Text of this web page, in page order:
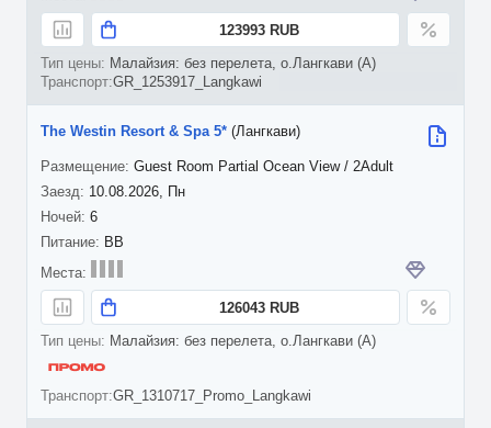
123993 RUB
Малайзия: без перелета, о.Лангкави (A)
GR_1253917_Langkawi
10.08.2026, Пн
6
The Westin Resort & Spa 5* (Лангкави)
Guest Room Partial Ocean View / 2Adult
BB
126043 RUB
Малайзия: без перелета, о.Лангкави (A)
GR_1310717_Promo_Langkawi